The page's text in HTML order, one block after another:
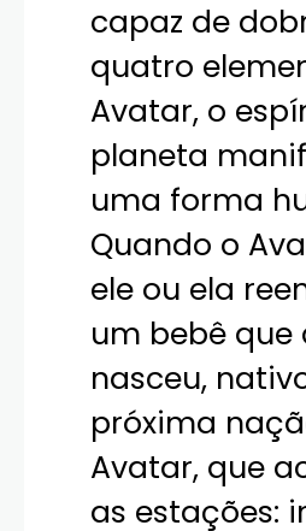
capaz de
quatro
Avatar, o
planeta
uma forma
Quando o
ele ou ela
um bebê
nasceu,
próxima
Avatar, que
as estações: